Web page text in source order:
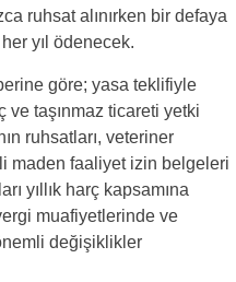
ruhsat alınırken bir defaya
yıl ödenecek.
göre; yasa teklifiyle
taşınmaz ticareti yetki
ruhsatları, veteriner
maden faaliyet izin belgeleri
yıllık harç kapsamına
muafiyetlerinde ve
değişiklikler